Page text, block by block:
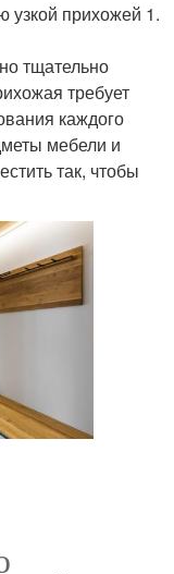
узкой прихожей 1.
тщательно
требует
каждого
мебели и
так, чтобы